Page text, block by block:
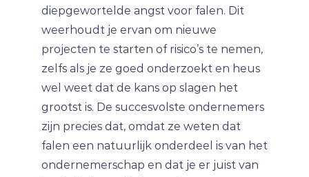
diepgewortelde angst voor falen. Dit
weerhoudt je ervan om nieuwe
projecten te starten of risico’s te nemen,
zelfs als je ze goed onderzoekt en heus
wel weet dat de kans op slagen het
grootst is. De succesvolste ondernemers
zijn precies dat, omdat ze weten dat
falen een natuurlijk onderdeel is van het
ondernemerschap en dat je er juist van